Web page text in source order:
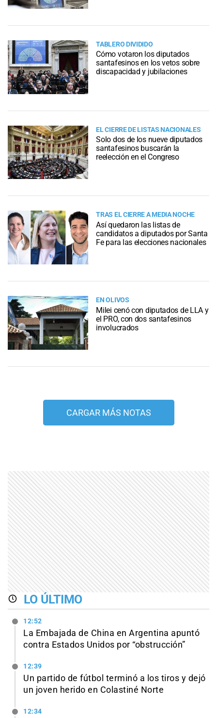
TABLERO DIVIDIDO
Cómo votaron los diputados
santafesinos en los vetos sobre
discapacidad y jubilaciones
EL CIERRE DE LISTAS NACIONALES
Solo dos de los nueve diputados
santafesinos buscarán la
reelección en el Congreso
TRAS EL CIERRE A MEDIA NOCHE
Así quedaron las listas de
candidatos a diputados por Santa
Fe para las elecciones nacionales
EN OLIVOS
Milei cenó con diputados de LLA y
el PRO, con dos santafesinos
involucrados
CARGAR MÁS NOTAS
LO ÚLTIMO
12:52
La Embajada de China en Argentina apuntó
contra Estados Unidos por “obstrucción”
12:39
Un partido de fútbol terminó a los tiros y dejó
un joven herido en Colastiné Norte
12:34